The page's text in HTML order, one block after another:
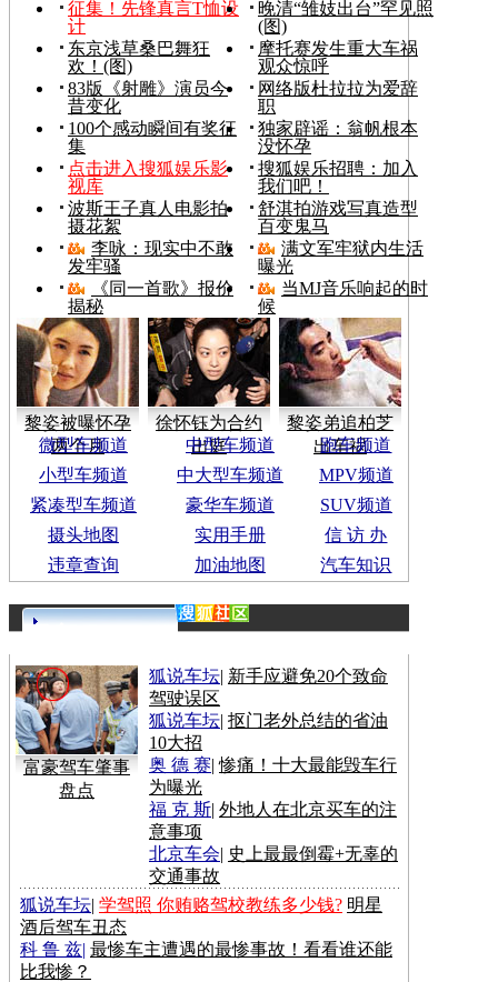
征集！先锋真言T恤设
计
晚清“雏妓出台”罕见照
(图)
东京浅草桑巴舞狂
欢！(图)
摩托赛发生重大车祸
观众惊呼
83版《射雕》演员今
昔变化
网络版杜拉拉为爱辞
职
100个感动瞬间有奖征
集
独家辟谣：翁帆根本
没怀孕
点击进入搜狐娱乐影
视库
搜狐娱乐招聘：加入
我们吧！
波斯王子真人电影拍
摄花絮
舒淇拍游戏写真造型
百变鬼马
李咏：现实中不敢
发牢骚
满文军牢狱内生活
曝光
《同一首歌》报价
揭秘
当MJ音乐响起的时
候
黎姿被曝怀孕
两个月
徐怀钰为合约
出庭
黎姿弟追柏芝
出车祸
微型车频道 中型车频道
跑车频道
小型车频道
中大型车频道
MPV频道
紧凑型车频道
豪华车频道
SUV频道
摄头地图
实用手册
信 访 办
违章查询
加油地图 汽车知识
富豪驾车肇事
盘点
狐说车坛| 新手应避免20个致命
驾驶误区
狐说车坛| 抠门老外总结的省油
10大招
奥 德 赛|惨痛！十大最能毁车行
为曝光
福 克 斯| 外地人在北京买车的注
意事项
北京车会| 史上最最倒霉+无辜的
交通事故
狐说车坛| 学驾照 你贿赂驾校教练多少钱? 明星
酒后驾车丑态
科 鲁 兹| 最惨车主遭遇的最惨事故！看看谁还能
比我惨？